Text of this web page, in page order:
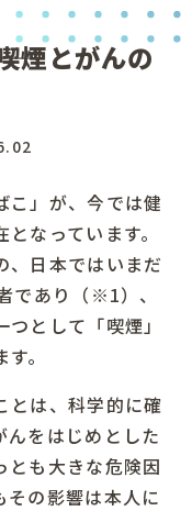
煙とがんの
こ」が、今では健
なっています。
、日本ではいまだ
であり（※1）、
として「喫煙」
。
とは、科学的に確
んをはじめとした
とも大きな危険因
その影響は本人に